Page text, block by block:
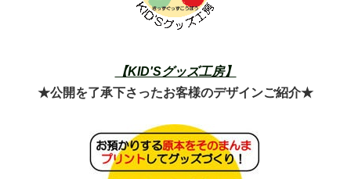
【KID'Sグッズ工房】
★公開を了承下さったお客様のデザインご紹介★